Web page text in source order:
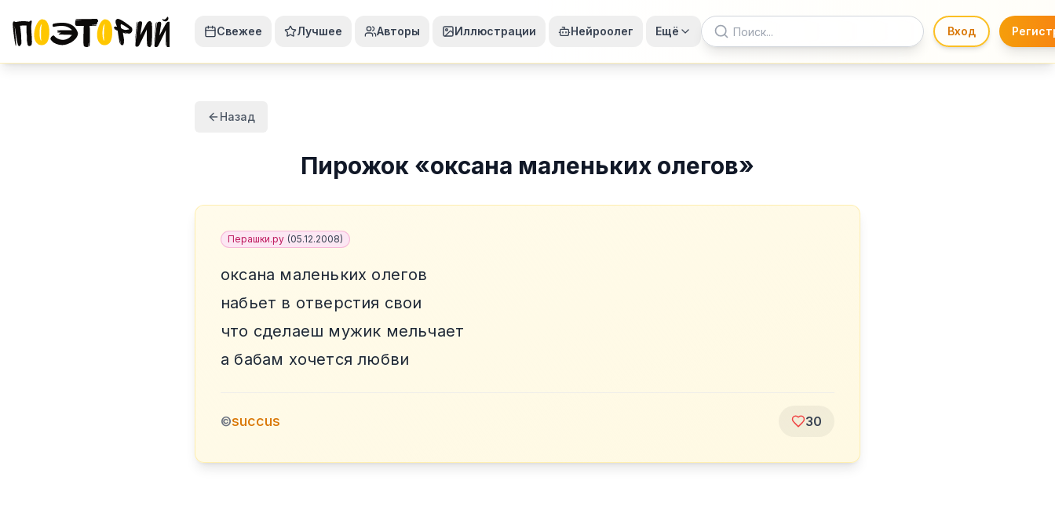
Свежее Лучшее Авторы Иллюстрации Нейроолег Ещё Вход
Назад
Пирожок «оксана маленьких олегов»
Перашки.ру (05.12.2008)
оксана маленьких олегов
набьет в отверстия свои
что сделаеш мужик мельчает
а бабам хочется любви
©succus 30